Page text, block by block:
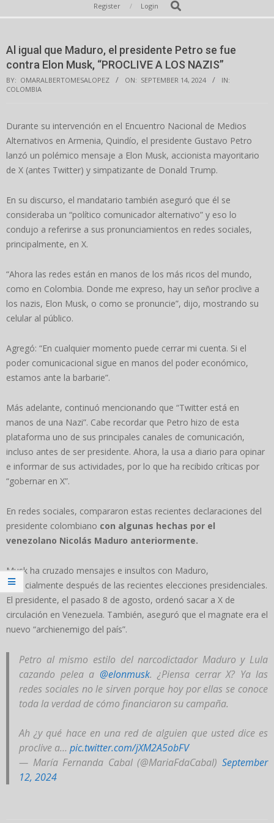
Navigation
Register Login Search
Al igual que Maduro, el presidente Petro se fue
contra Elon Musk, “PROCLIVE A LOS NAZIS”
BY: OMARALBERTOMESALOPEZ ON: SEPTEMBER 14, 2024
IN:
COLOMBIA
Durante su intervención en el Encuentro Nacional de Medios
Alternativos en Armenia, Quindío, el presidente Gustavo Petro
lanzó un polémico mensaje a Elon Musk, accionista mayoritario
de X (antes Twitter) y simpatizante de Donald Trump.
En su discurso, el mandatario también aseguró que él se
consideraba un “político comunicador alternativo” y eso lo
condujo a referirse a sus pronunciamientos en redes sociales,
principalmente, en X.
“Ahora las redes están en manos de los más ricos del mundo,
como en Colombia. Donde me expreso, hay un señor proclive a
los nazis, Elon Musk, o como se pronuncie”, dijo, mostrando su
celular al público.
Agregó: “En cualquier momento puede cerrar mi cuenta. Si el
poder comunicacional sigue en manos del poder económico,
estamos ante la barbarie”.
Más adelante, continuó mencionando que “Twitter está en
manos de una Nazi”. Cabe recordar que Petro hizo de esta
plataforma uno de sus principales canales de comunicación,
incluso antes de ser presidente. Ahora, la usa a diario para opinar
e informar de sus actividades, por lo que ha recibido críticas por
“gobernar en X”.
En redes sociales, compararon estas recientes declaraciones del
presidente colombiano con algunas hechas por el
venezolano Nicolás Maduro anteriormente.
Musk ha cruzado mensajes e insultos con Maduro,
especialmente después de las recientes elecciones presidenciales.
El presidente, el pasado 8 de agosto, ordenó sacar a X de
circulación en Venezuela. También, aseguró que el magnate era el
nuevo “archienemigo del país”.
Petro al mismo estilo del narcodictador Maduro y Lula
cazando pelea a @elonmusk. ¿Piensa cerrar X? Ya las
redes sociales no le sirven porque hoy por ellas se conoce
toda la verdad de cómo financiaron su campaña.
Ah ¿y qué hace en una red de alguien que usted dice es
proclive a… pic.twitter.com/jXM2A5obFV
— María Fernanda Cabal (@MariaFdaCabal) September
12, 2024